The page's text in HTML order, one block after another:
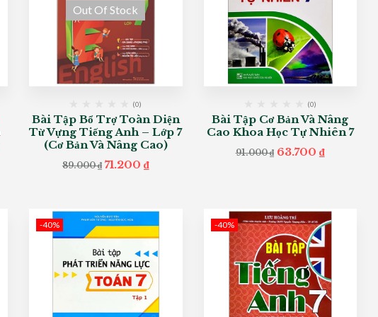
₫.
Out Of Stock
(0)
Bài Tập Bổ Trợ Toàn Diện
Từ Vựng Tiếng Anh – Lớp 7
(Cơ Bản Và Nâng Cao)
89.000₫ Original
71.200 ₫Current
price
(0)
Bài Tập Cơ Bản Và Nâng
Cao Khoa Học Tự Nhiên 7
91.000₫ Original
63.700 ₫Current
price
-40% -40%